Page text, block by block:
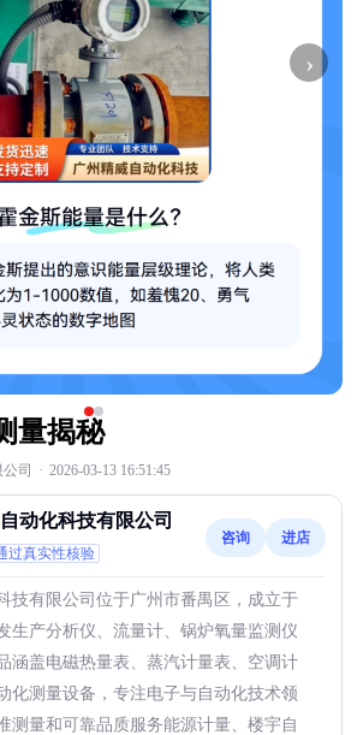
›
量揭秘
司 · 2026-03-13 16:51:45
动化科技有限公司
过真实性核验
咨询 进店
技有限公司位于广州市番禺区，成立于
生产分析仪、流量计、锅炉氧量监测仪
涵盖电磁热量表、蒸汽计量表、空调计
化测量设备，专注电子与自动化技术领
测量和可靠品质服务能源计量、楼宇自